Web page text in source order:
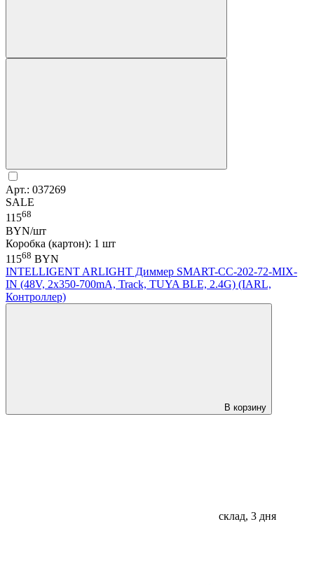
Арт.: 037269
SALE
11568
BYN/шт
Коробка (картон): 1 шт
11568 BYN
INTELLIGENT ARLIGHT Диммер SMART-CC-202-72-MIX-
IN (48V, 2x350-700mA, Track, TUYA BLE, 2.4G) (IARL,
Контроллер)
В корзину
склад, 3 дня